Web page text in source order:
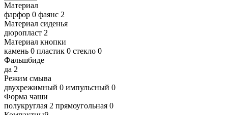
Материал
фарфор 0 фаянс 2
Материал сиденья
дюропласт 2
Материал кнопки
камень 0 пластик 0 стекло 0
Фальшбиде
да 2
Режим смыва
двухрежимный 0 импульсный 0
Форма чаши
полукруглая 2 прямоугольная 0